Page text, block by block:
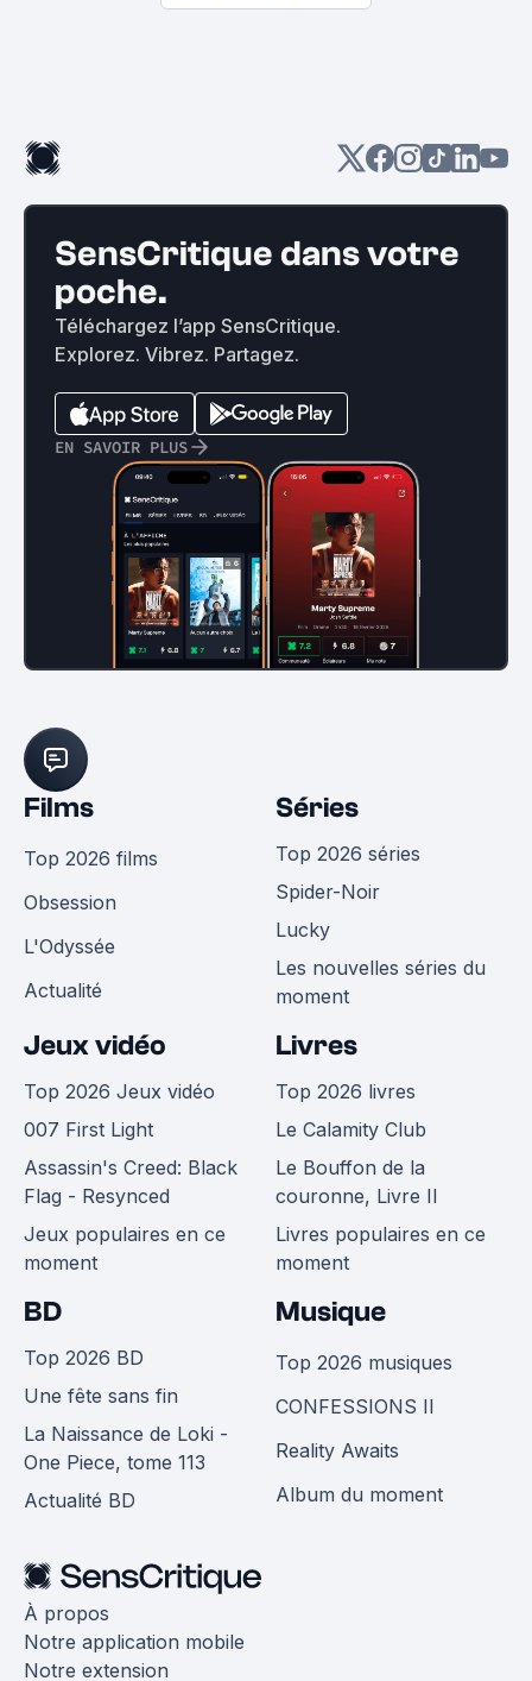
SensCritique dans votre
poche.
Téléchargez l’app SensCritique.
Explorez. Vibrez. Partagez.
EN SAVOIR PLUS
Films
Top 2026 films
Obsession
L'Odyssée
Actualité
Séries
Top 2026 séries
Spider-Noir
Lucky
Les nouvelles séries du
moment
Jeux vidéo
Top 2026 Jeux vidéo
007 First Light
Assassin's Creed: Black
Flag - Resynced
Jeux populaires en ce
moment
Livres
Top 2026 livres
Le Calamity Club
Le Bouffon de la
couronne, Livre II
Livres populaires en ce
moment
BD
Top 2026 BD
Une fête sans fin
La Naissance de Loki -
One Piece, tome 113
Actualité BD
Musique
Top 2026 musiques
CONFESSIONS II
Reality Awaits
Album du moment
À propos
Notre application mobile
Notre extension